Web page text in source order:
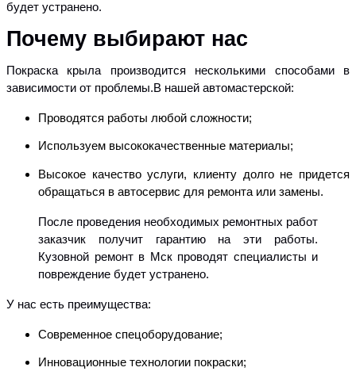
будет устранено.
Почему выбирают нас
Покраска крыла производится несколькими способами в
зависимости от проблемы.В нашей автомастерской:
Проводятся работы любой сложности;
Используем высококачественные материалы;
Высокое качество услуги, клиенту долго не придется
обращаться в автосервис для ремонта или замены.
После проведения необходимых ремонтных работ
заказчик получит гарантию на эти работы.
Кузовной ремонт в Мск проводят специалисты и
повреждение будет устранено.
У нас есть преимущества:
Современное спецоборудование;
Инновационные технологии покраски;